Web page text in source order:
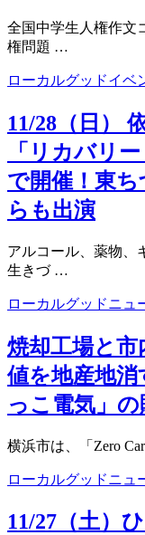
全国中学生人権作文
権問題 …
ローカルグッドイベ
11/28（日）
「リカバリ
で開催！東
らも出演
アルコール、薬物、
生きづ …
ローカルグッドニュ
焼却工場と
値を地産地消
っこ電気」
横浜市は、「Zero
ローカルグッドニュ
11/27（土）